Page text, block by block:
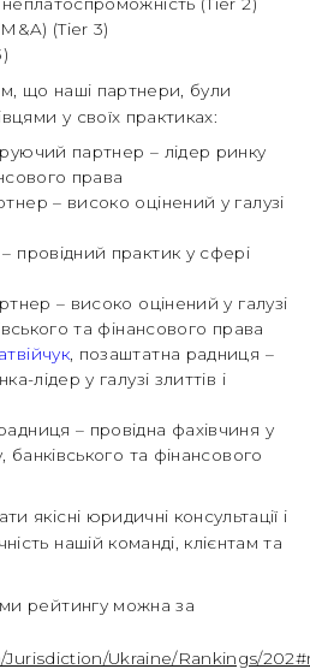
(Tier 3)
що наші партнери, були
у своїх практиках:
партнер – лідер ринку
права
– високо оцінений у галузі
– провідний практик у сфері
– високо оцінений у галузі
та фінансового права
, позаштатна радниця –
лідер у галузі злиттів і
радниця – провідна фахівчиня у
банківського та фінансового
якісні юридичні консультації і
нашій команді, клієнтам та
рейтингу можна за
Ukraine/Rankings/